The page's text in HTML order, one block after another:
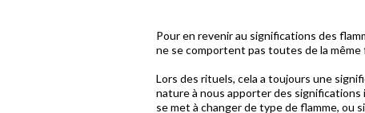
Pour en revenir au significations des
ne se comportent pas toutes de la même
Lors des rituels, cela a toujours une
nature à nous apporter des
se met à changer de type de flamme, ou